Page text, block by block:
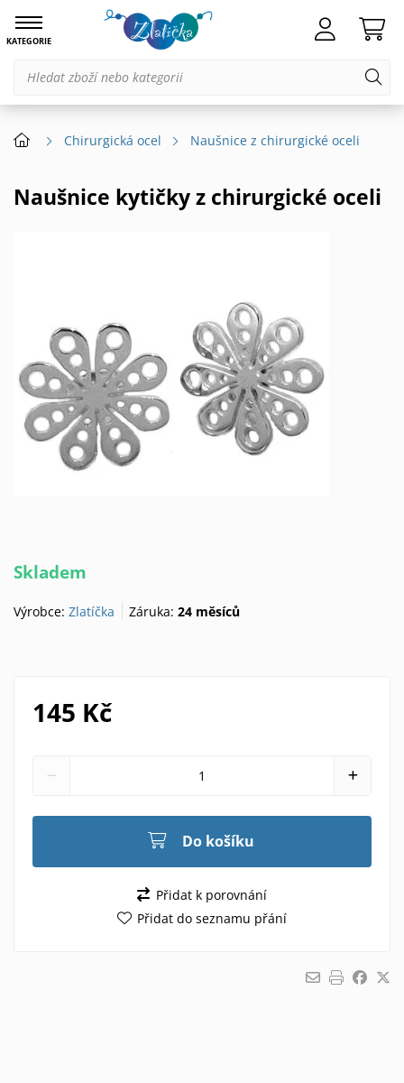
KATEGORIE
Chirurgická ocel Naušnice z chirurgické oceli
Naušnice kytičky z chirurgické oceli
Skladem
Výrobce: Zlatíčka Záruka:24 měsíců
145 Kč
Do košíku
Přidat k porovnání
Přidat do seznamu přání